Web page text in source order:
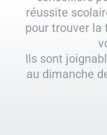
réussite
pour trouver la
Ils sont
au dimanche